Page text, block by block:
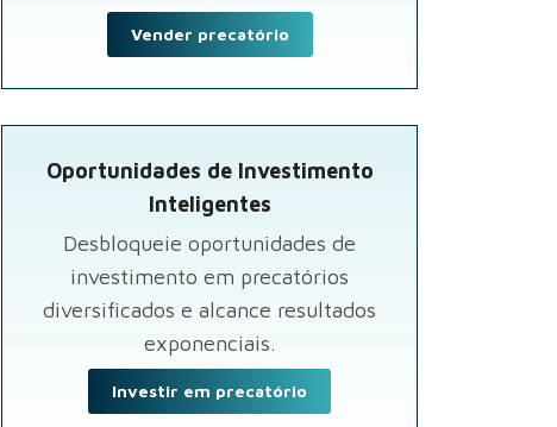
Vender precatório
Oportunidades de Investimento
Inteligentes
Desbloqueie oportunidades de
investimento em precatórios
diversificados e alcance resultados
exponenciais.
Investir em precatório